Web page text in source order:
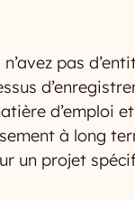
pas
d’emploi
à long
un projet